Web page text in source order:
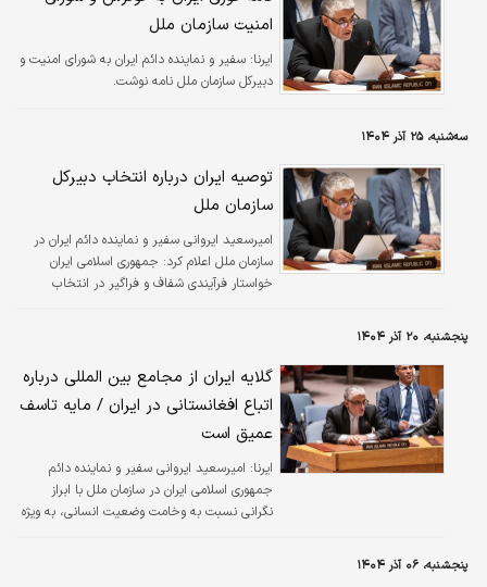
امنیت سازمان ملل
ایرنا:
سفیر و نماینده دائم ایران به شورای امنیت و
دبیرکل سازمان ملل نامه نوشت.
سه‌شنبه، ۲۵ آذر ۱۴۰۴
توصیه ایران درباره انتخاب دبیرکل
سازمان ملل
امیرسعید ایروانی سفیر و نماینده دائم ایران در
سازمان ملل اعلام کرد: جمهوری اسلامی ایران
خواستار فرآیندی شفاف و فراگیر در انتخاب
پنجشنبه، ۲۰ آذر ۱۴۰۴
گلایه ایران از مجامع بین المللی درباره
اتباع افغانستانی در ایران / مایه تاسف
عمیق است
ایرنا: امیرسعید ایروانی سفیر و نماینده دائم
جمهوری اسلامی ایران در سازمان ملل با ابراز
نگرانی نسبت به وخامت وضعیت انسانی، به‌ ویژه
پنجشنبه، ۰۶ آذر ۱۴۰۴